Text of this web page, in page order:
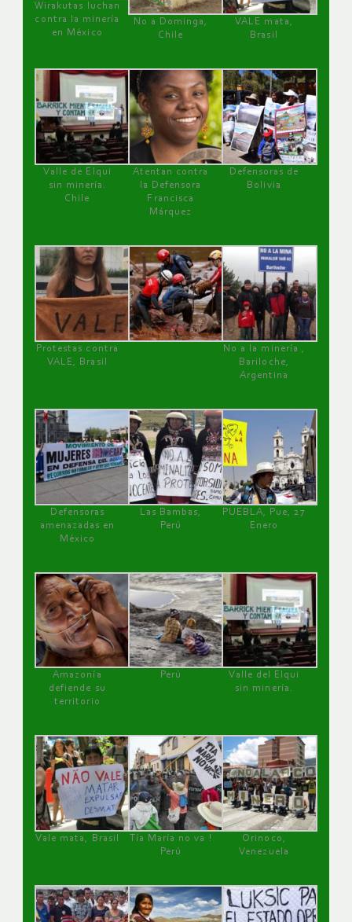
Wirakutas luchan
contra la minería
en México
No a Dominga,
Chile
VALE mata,
Brasil
Valle de Elqui
sin minería.
Chile
Atentan contra
la Defensora
Francisca
Márquez
Defensoras de
Bolivia
Protestas contra
VALE, Brasil
No a la minería ,
Bariloche,
Argentina
Defensoras
amenazadas en
México
Las Bambas,
Perú
PUEBLA, Pue, 27
Enero
Amazonía
defiende su
territorio
Perú
Valle del Elqui
sin minería.
Vale mata, Brasil
Tía María no va !
Perú
Orinoco,
Venezuela